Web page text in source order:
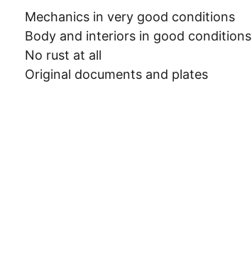
Mechanics in very good conditions
Body and interiors in good conditions
No rust at all
Original documents and plates